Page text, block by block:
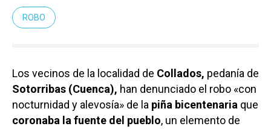
ROBO
Los vecinos de la localidad de Collados, pedanía de
Sotorribas (Cuenca), han denunciado el robo «con
nocturnidad y alevosía» de la piña bicentenaria que
coronaba la fuente del pueblo, un elemento de